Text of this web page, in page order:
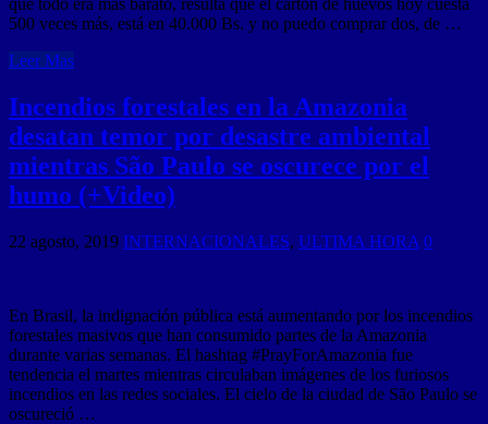
que todo era más barato, resulta que el cartón de huevos hoy cuesta
500 veces más, está en 40.000 Bs. y no puedo comprar dos, de …
Leer Mas
Incendios forestales en la Amazonia
desatan temor por desastre ambiental
mientras São Paulo se oscurece por el
humo (+Video)
22 agosto, 2019 INTERNACIONALES, ULTIMA HORA 0
En Brasil, la indignación pública está aumentando por los incendios
forestales masivos que han consumido partes de la Amazonia
durante varias semanas. El hashtag #PrayForAmazonia fue
tendencia el martes mientras circulaban imágenes de los furiosos
incendios en las redes sociales. El cielo de la ciudad de São Paulo se
oscureció …